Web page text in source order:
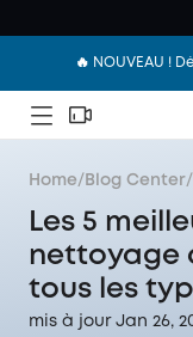
🔥 NOUVEAU !
Home/ Blog Center/
Les 5
nettoyage
tous les
mis à jour Jan 26,